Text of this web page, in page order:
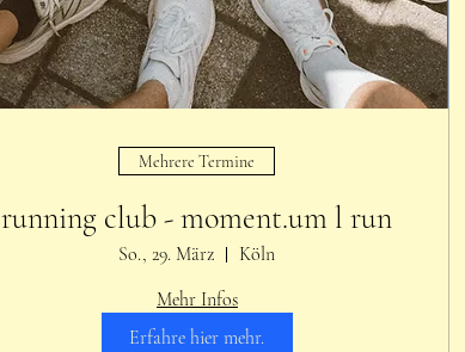
Mehrere Termine
running club - moment.um l run
So., 29. März
Köln
Mehr Infos
Erfahre hier mehr.